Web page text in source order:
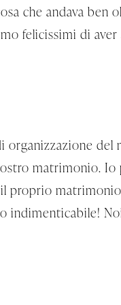
che andava ben
felicissimi di
matrimonio.
proprio
indimenticabile!